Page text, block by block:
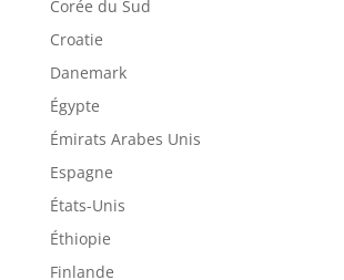
Corée du Sud
Croatie
Danemark
Égypte
Émirats Arabes Unis
Espagne
États-Unis
Éthiopie
Finlande